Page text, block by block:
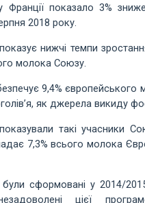
показало 3%
2018 року.
нижчі темпи
молока Союзу.
9,4% європейського
як джерела викиду
такі учасники
7,3% всього молока
були сформовані у 2014/
цієї